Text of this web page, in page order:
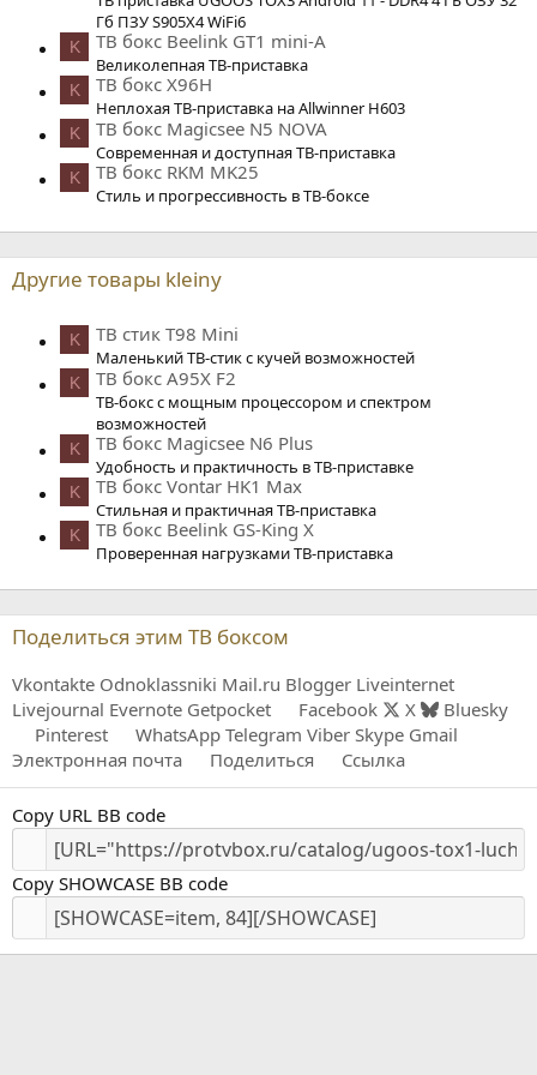
Гб ПЗУ S905X4 WiFi6
K ТВ бокс Beelink GT1 mini-A
Великолепная ТВ-приставка
K ТВ бокс X96H
Неплохая ТВ-приставка на Allwinner H603
K ТВ бокс Magicsee N5 NOVA
Современная и доступная ТВ-приставка
K ТВ бокс RKM MK25
Стиль и прогрессивность в ТВ-боксе
Другие товары kleiny
K ТВ стик T98 Mini
Маленький ТВ-стик с кучей возможностей
K ТВ бокс A95X F2
ТВ-бокс с мощным процессором и спектром
возможностей
K ТВ бокс Magicsee N6 Plus
Удобность и практичность в ТВ-приставке
K ТВ бокс Vontar HK1 Max
Стильная и практичная ТВ-приставка
K ТВ бокс Beelink GS-King X
Проверенная нагрузками ТВ-приставка
Поделиться этим ТВ боксом
Vkontakte Odnoklassniki Mail.ru Blogger Liveinternet
Livejournal Evernote Getpocket Facebook X
Bluesky
Pinterest
WhatsApp Telegram Viber Skype Gmail
Электронная почта
Поделиться Ссылка
Copy URL BB code
Copy SHOWCASE BB code